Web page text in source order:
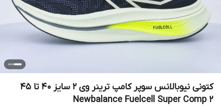
کتونی نیوبالانس سوپر کامپ ترینر وی 2 سایز ۴۰ تا ۴۵
Newbalance Fuelcell Super Comp 2